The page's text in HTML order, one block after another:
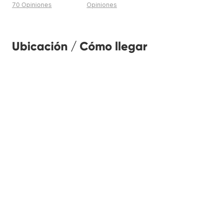
70 Opiniones Opiniones
Ubicación / Cómo llegar